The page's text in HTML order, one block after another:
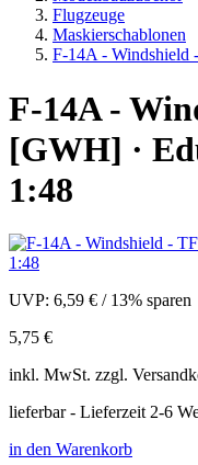
Flugzeuge
Maskierschablonen
F-14A - Windshield
F-14A -
[GWH] ·
1:48
UVP: 6,59 € / 13% sparen
5,75 €
inkl. MwSt. zzgl.
lieferbar - Lieferzeit 2-6
in den Warenkorb